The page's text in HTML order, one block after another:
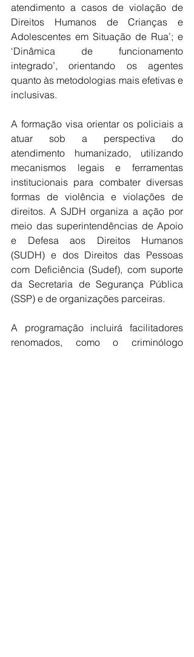
atendimento a casos de violação de
Direitos Humanos de Crianças e
Adolescentes em Situação de Rua’; e
‘Dinâmica de funcionamento
integrado’, orientando os agentes
quanto às metodologias mais efetivas e
inclusivas.
A formação visa orientar os policiais a
atuar sob a perspectiva do
atendimento humanizado, utilizando
mecanismos legais e ferramentas
institucionais para combater diversas
formas de violência e violações de
direitos. A SJDH organiza a ação por
meio das superintendências de Apoio
e Defesa aos Direitos Humanos
(SUDH) e dos Direitos das Pessoas
com Deficiência (Sudef), com suporte
da Secretaria de Segurança Pública
(SSP) e de organizações parceiras.
A programação incluirá facilitadores
renomados, como o criminólogo